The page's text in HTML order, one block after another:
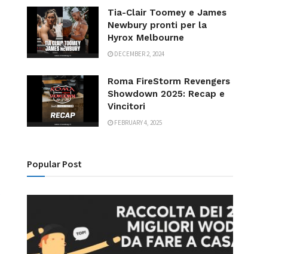
Tia-Clair Toomey e James
Newbury pronti per la
Hyrox Melbourne
DECEMBER 2, 2024
Roma FireStorm Revengers
Showdown 2025: Recap e
Vincitori
FEBRUARY 4, 2025
Popular Post